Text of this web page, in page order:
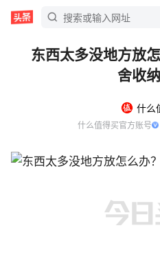
东西太多没地方放
舍收
什么
什么值得买官方账号